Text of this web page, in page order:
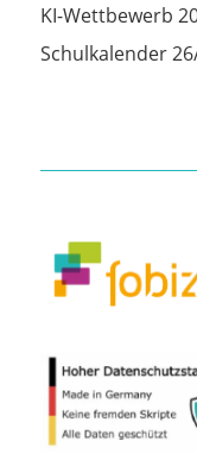
KI-Wettbewerb
Schulkalender